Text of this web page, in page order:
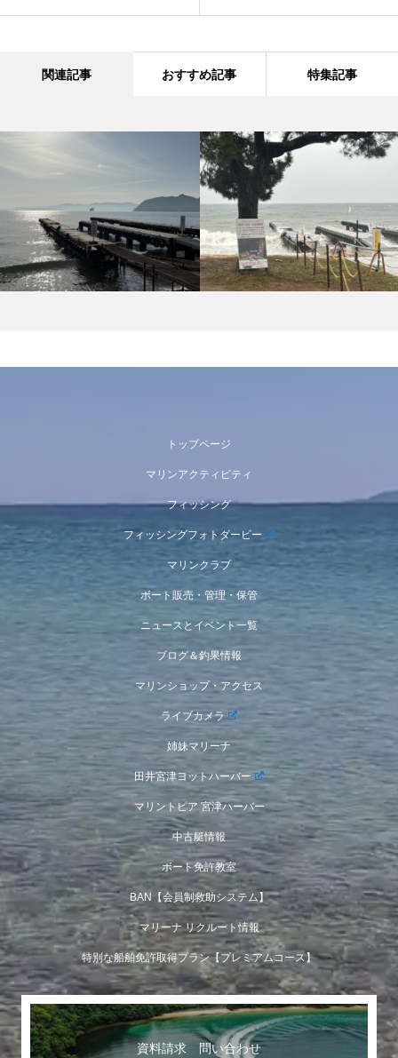
関連記事 おすすめ記事 特集記事
トップページ
マリンアクティビティ
フィッシング
フィッシングフォトダービー
マリンクラブ
ボート販売・管理・保管
ニュースとイベント一覧
ブログ＆釣果情報
マリンショップ・アクセス
ライブカメラ
姉妹マリーナ
田井宮津ヨットハーバー
マリントピア 宮津ハーバー
中古艇情報
ボート免許教室
BAN【会員制救助システム】
マリーナ リクルート情報
特別な船舶免許取得プラン【プレミアムコース】
資料請求 問い合わせ